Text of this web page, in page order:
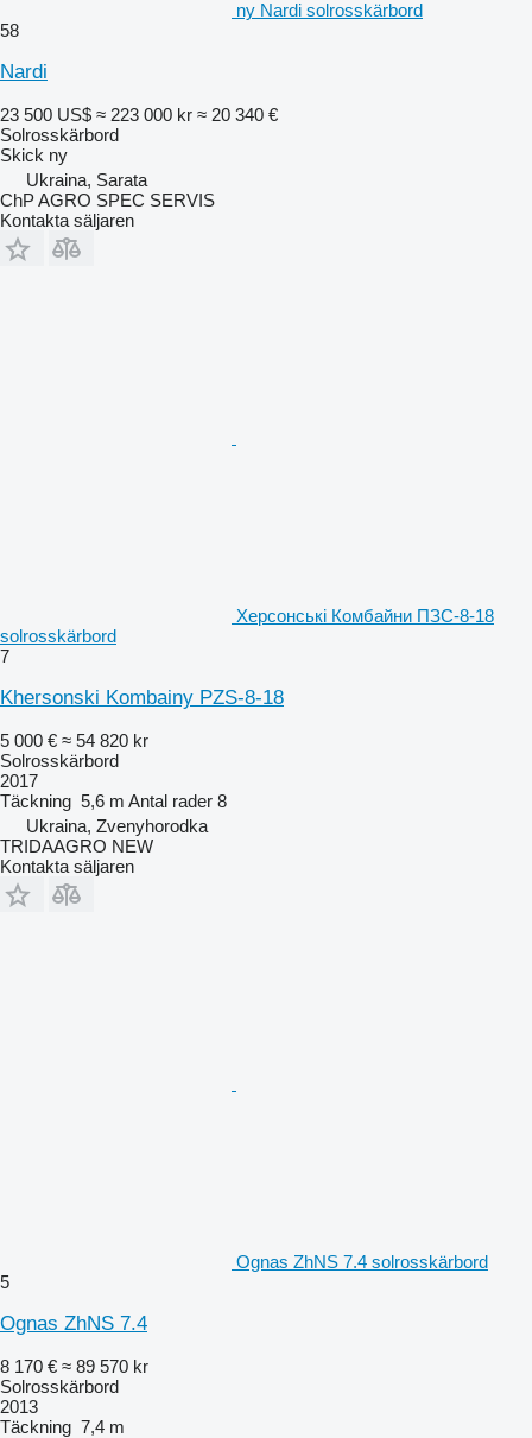
ny Nardi solrosskärbord
58
Nardi
23 500 US$ ≈ 223 000 kr ≈ 20 340 €
Solrosskärbord
Skick ny
Ukraina, Sarata
ChP AGRO SPEC SERVIS
Kontakta säljaren
Херсонські Комбайни ПЗС-8-18
solrosskärbord
7
Khersonski Kombainy PZS-8-18
5 000 € ≈ 54 820 kr
Solrosskärbord
2017
Täckning 5,6 m Antal rader 8
Ukraina, Zvenyhorodka
TRIDAAGRO NEW
Kontakta säljaren
Ognas ZhNS 7.4 solrosskärbord
5
Ognas ZhNS 7.4
8 170 € ≈ 89 570 kr
Solrosskärbord
2013
Täckning 7,4 m